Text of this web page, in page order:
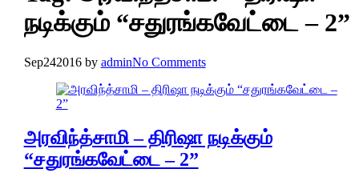
நடிக்கும் “சதுரங்கவேட்டை – 2”
Sep242016by adminNo Comments
அரவிந்த்சாமி – திரிஷா நடிக்கும்
“சதுரங்கவேட்டை – 2”